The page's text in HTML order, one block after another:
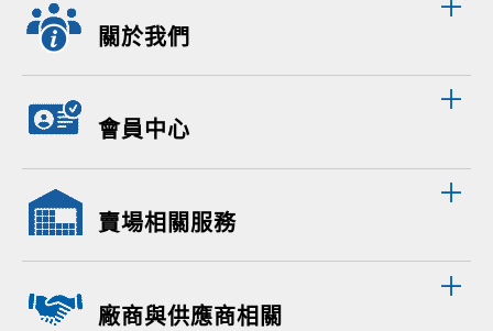
關於我們
會員中心
賣場相關服務
廠商與供應商相關